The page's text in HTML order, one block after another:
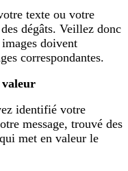
texte ou votre
dégâts. Veillez donc
doivent
correspondantes.
valeur
identifié votre
message, trouvé des
met en valeur le